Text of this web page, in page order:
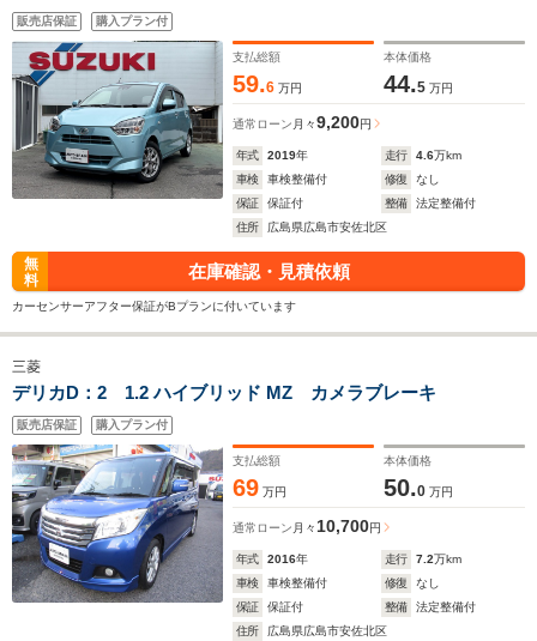
メラ 14インチ 社外アルミホイール
販売店保証 購入プラン付
支払総額
59.6 万円
本体価格
44.5 万円
通常ローン 月々9,200円
年式 2019年 走行 4.6万km
車検
車検整備付 修復
なし
保証
保証付 整備
法定整備付
住所
広島県広島市安佐北区
無
料
在庫確認・見積依頼
カーセンサーアフター保証がBプランに付いています
三菱
デリカD：2 1.2 ハイブリッド MZ カメラブレーキ
販売店保証 購入プラン付
支払総額
69 万円
本体価格
50.0 万円
通常ローン 月々 10,700円
年式 2016年 走行 7.2万km
車検
車検整備付 修復
なし
保証
保証付 整備
法定整備付
住所
広島県広島市安佐北区